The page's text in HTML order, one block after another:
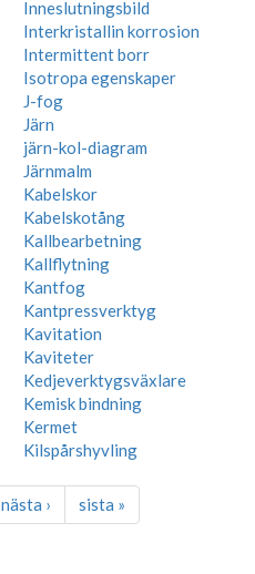
Inneslutningsbild
Interkristallin korrosion
Intermittent borr
Isotropa egenskaper
J-fog
Järn
järn-kol-diagram
Järnmalm
Kabelskor
Kabelskotång
Kallbearbetning
Kallflytning
Kantfog
Kantpressverktyg
Kavitation
Kaviteter
Kedjeverktygsväxlare
Kemisk bindning
Kermet
Kilspårshyvling
nästa › sista »